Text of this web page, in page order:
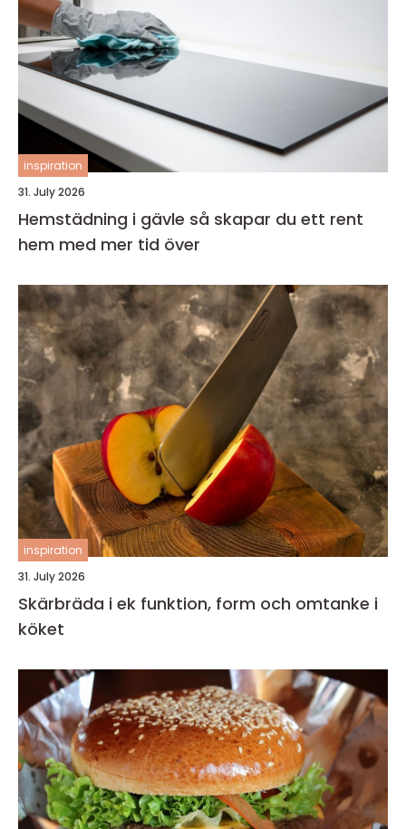
inspiration
31. July 2026
Hemstädning i gävle så skapar du ett rent
hem med mer tid över
inspiration
31. July 2026
Skärbräda i ek funktion, form och omtanke i
köket